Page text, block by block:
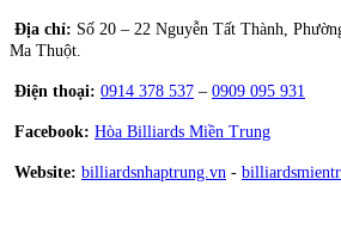
Địa chỉ: Số 20 – 22 Nguyễn Tất Thành,
Ma Thuột.
Điện thoại: 0914 378 537 – 0909 095 931
Facebook: Hòa Billiards Miền Trung
Website: billiardsnhaptrung.vn -